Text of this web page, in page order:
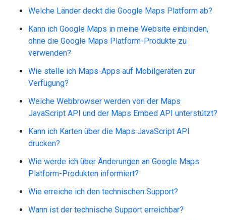
Welche Länder deckt die Google Maps Platform ab?
Kann ich Google Maps in meine Website einbinden,
ohne die Google Maps Platform-Produkte zu
verwenden?
Wie stelle ich Maps-Apps auf Mobilgeräten zur
Verfügung?
Welche Webbrowser werden von der Maps
JavaScript API und der Maps Embed API unterstützt?
Kann ich Karten über die Maps JavaScript API
drucken?
Wie werde ich über Änderungen an Google Maps
Platform-Produkten informiert?
Wie erreiche ich den technischen Support?
Wann ist der technische Support erreichbar?